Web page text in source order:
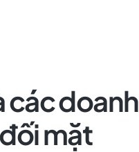
các doanh
mặt